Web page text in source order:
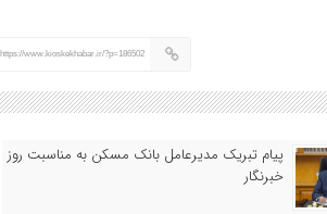
https://www.kioskekhabar.ir/?p=186502
پیام تبریک مدیرعامل بانک مسکن به مناسبت روز
خبرنگار